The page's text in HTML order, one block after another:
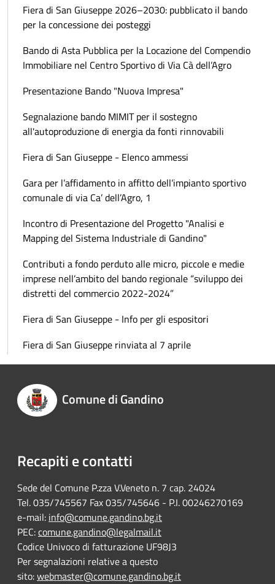
Fiera di San Giuseppe 2026–2030: pubblicato il bando
per la concessione dei posteggi
Bando di Asta Pubblica per la Locazione del Compendio
Immobiliare nel Centro Sportivo di Via Cà dell’Agro
Presentazione Bando "Nuova Impresa"
Segnalazione bando MIMIT per il sostegno
all'autoproduzione di energia da fonti rinnovabili
Fiera di San Giuseppe - Elenco ammessi
Gara per l’affidamento in affitto dell’impianto sportivo
comunale di via Ca’ dell’Agro, 1
Incontro di Presentazione del Progetto "Analisi e
Mapping del Sistema Industriale di Gandino"
Contributi a fondo perduto alle micro, piccole e medie
imprese nell’ambito del bando regionale “sviluppo dei
distretti del commercio 2022-2024”
Fiera di San Giuseppe - Info per gli espositori
Fiera di San Giuseppe rinviata al 7 aprile
Comune di Gandino
Recapiti e contatti
Sede del Comune P.zza V.Veneto n. 7 cap. 24024
Tel. 035/745567 Fax 035/745646 - P.I. 00246270169
e-mail: info@comune.gandino.bg.it
PEC:comune.gandino@legalmail.it
Codice Univoco di fatturazione UF98J3
Per segnalazioni relative a questo
sito:webmaster@comune.gandino.bg.it